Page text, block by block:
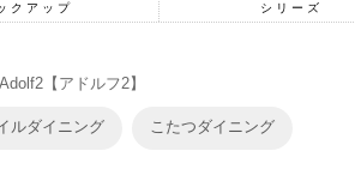
クアップ シリーズ
【アドルフ2】
ルダイニング こたつダイニング